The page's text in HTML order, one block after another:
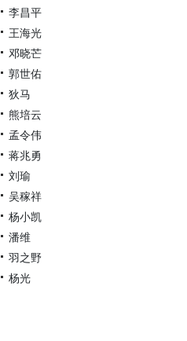
李昌平
王海光
邓晓芒
郭世佑
狄马
熊培云
孟令伟
蒋兆勇
刘瑜
吴稼祥
杨小凯
潘维
羽之野
杨光